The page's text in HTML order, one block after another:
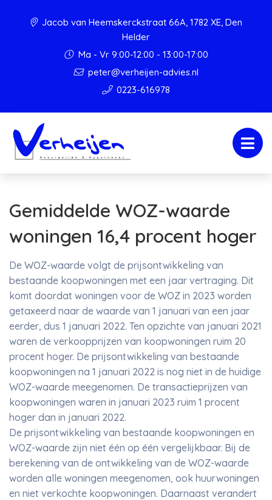
Jacob van Heemskerckstraat 66A, 1782 XE, Den
Helder
Ma - Vr 9:00-12:00 - 13:00-17:00
peter@verheijen-advies.nl
0223-616978
Gemiddelde WOZ-waarde
woningen 16,4 procent hoger
De WOZ-waarde volgt de prijsontwikkeling van
bestaande koopwoningen met een jaar vertraging. Dit
komt doordat woningen voor de WOZ in 2023 worden
getaxeerd naar de waarde van 1 januari van een jaar
eerder, dus 1 januari 2022. Ten opzichte van januari 2021
waren de verkoopprijzen van koopwoningen ruim 20
procent hoger. De prijsontwikkeling van bestaande
koopwoningen na 1 januari 2022 is nog niet in de huidige
WOZ-waarde meegenomen. De transactieprijzen van
koopwoningen waren in januari 2023 ruim 1 procent
hoger dan in januari 2022.
De prijsontwikkeling van bestaande koopwoningen en
WOZ-waarde zijn niet één op één vergelijkbaar. Bij de
berekening van de ontwikkeling van de WOZ-waarde
worden alle woningen meegenomen, ook huurwoningen
en niet verkochte koopwoningen. Daarnaast verandert